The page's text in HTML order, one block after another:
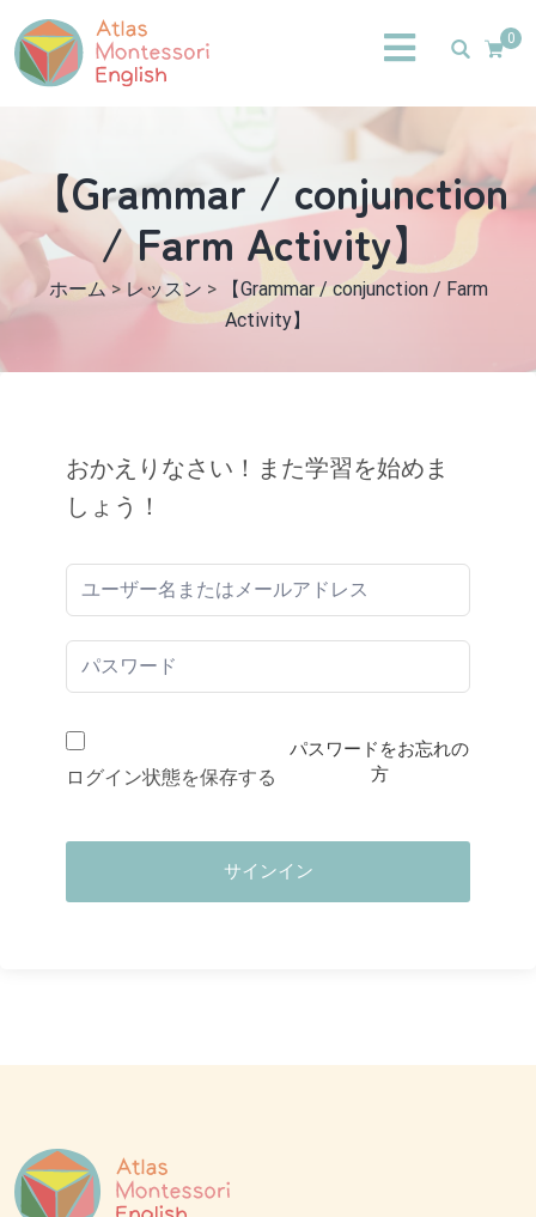
0
【Grammar / conjunction
/ Farm Activity】
ホーム> レッスン >
【Grammar / conjunction / Farm
Activity】
おかえりなさい！また学習を始めま
しょう！
ログイン状態を保存する
パスワードをお忘れの
方
サインイン